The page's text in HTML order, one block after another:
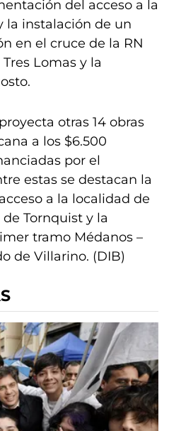
del acceso a la
la instalación de un
en el cruce de la RN
Lomas y la
otras 14 obras
a los $6.500
por el
estas se destacan la
a la localidad de
Tornquist y la
tramo Médanos –
de Villarino. (DIB)